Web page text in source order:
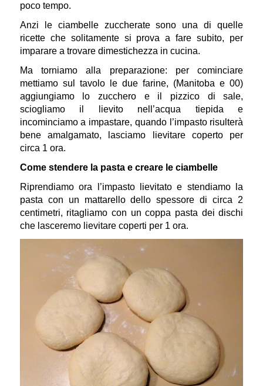
poco tempo.
Anzi le ciambelle zuccherate sono una di quelle
ricette che solitamente si prova a fare subito, per
imparare a trovare dimestichezza in cucina.
Ma torniamo alla preparazione: per cominciare
mettiamo sul tavolo le due farine, (Manitoba e 00)
aggiungiamo lo zucchero e il pizzico di sale,
sciogliamo il lievito nell’acqua tiepida e
incominciamo a impastare, quando l’impasto risulterà
bene amalgamato, lasciamo lievitare coperto per
circa 1 ora.
Come stendere la pasta e creare le ciambelle
Riprendiamo ora l’impasto lievitato e stendiamo la
pasta con un mattarello dello spessore di circa 2
centimetri, ritagliamo con un coppa pasta dei dischi
che lasceremo lievitare coperti per 1 ora.